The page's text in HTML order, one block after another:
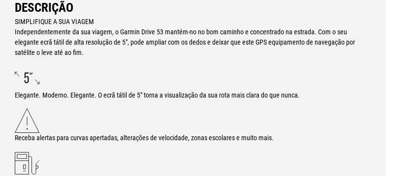
DESCRIÇÃO
SIMPLIFIQUE A SUA VIAGEM
Independentemente da sua viagem, o Garmin Drive 53 mantém-no no bom caminho e concentrado na estrada. Com o seu
elegante ecrã tátil de alta resolução de 5″, pode ampliar com os dedos e deixar que este GPS equipamento de navegação por
satélite o leve até ao fim.
Elegante. Moderno. Elegante. O ecrã tátil de 5″ torna a visualização da sua rota mais clara do que nunca.
Receba alertas para curvas apertadas, alterações de velocidade, zonas escolares e muito mais.